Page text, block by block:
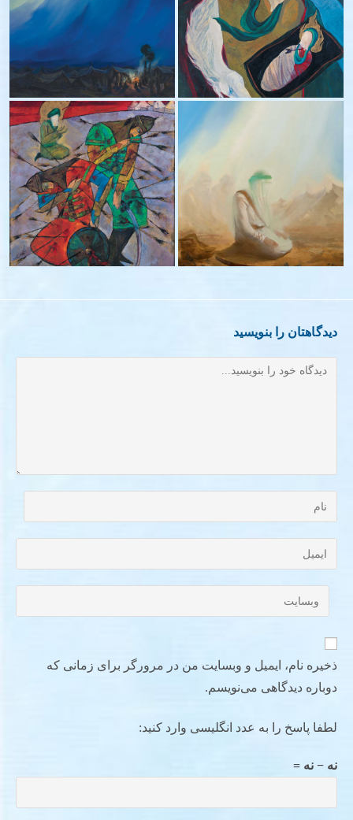
شهادت علی اصغر(ع) –
۱۳۷۶ اعلی علیین – ۱۳۹۴
همیشه در نماز – ۱۳۹۴ نماز – ۱۳۷۶
دیدگاهتان را بنویسید
ذخیره نام، ایمیل و وبسایت من در مرورگر برای زمانی که
دوباره دیدگاهی می‌نویسم.
لطفا پاسخ را به عدد انگلیسی وارد کنید:
نه − نه =